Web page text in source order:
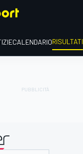
CALENDARIORISULTATI